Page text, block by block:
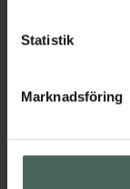
Statistik
Marknadsföring
Sår, bett